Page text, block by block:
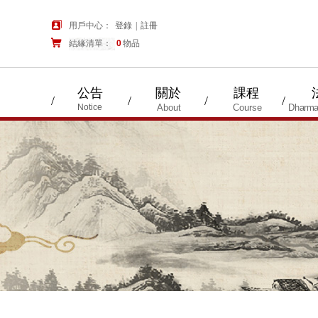
公告 關於 課程
/ /
/
/
登錄 註冊
用戶中心：
購物車
0物品
結緣清單：
About
Notice Course